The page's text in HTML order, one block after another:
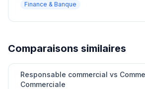
Finance & Banque
Comparaisons similaires
Responsable commercial vs
Commerciale